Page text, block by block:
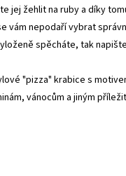
jej žehlit na ruby a díky
vám nepodaří vybrat
spěcháte, tak
"pizza" krabice s
vánocům a jiným